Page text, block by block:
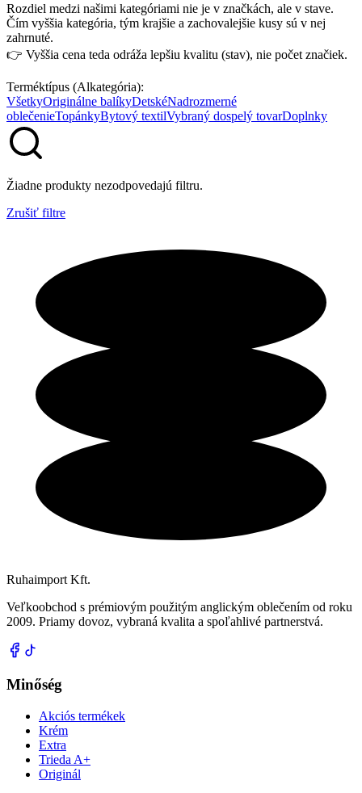
Rozdiel medzi našimi kategóriami nie je v značkách, ale v stave.
Čím vyššia kategória, tým krajšie a zachovalejšie kusy sú v nej
zahrnuté.
👉 Vyššia cena teda odráža lepšiu kvalitu (stav), nie počet značiek.
Terméktípus (Alkategória):
VšetkyOriginálne balíkyDetskéNadrozmerné
oblečenieTopánkyBytový textilVybraný dospelý tovarDoplnky
Žiadne produkty nezodpovedajú filtru.
Zrušiť filtre
Ruhaimport Kft.
Veľkoobchod s prémiovým použitým anglickým oblečením od roku
2009. Priamy dovoz, vybraná kvalita a spoľahlivé partnerstvá.
Minőség
Akciós termékek
Krém
Extra
Trieda A+
Originál